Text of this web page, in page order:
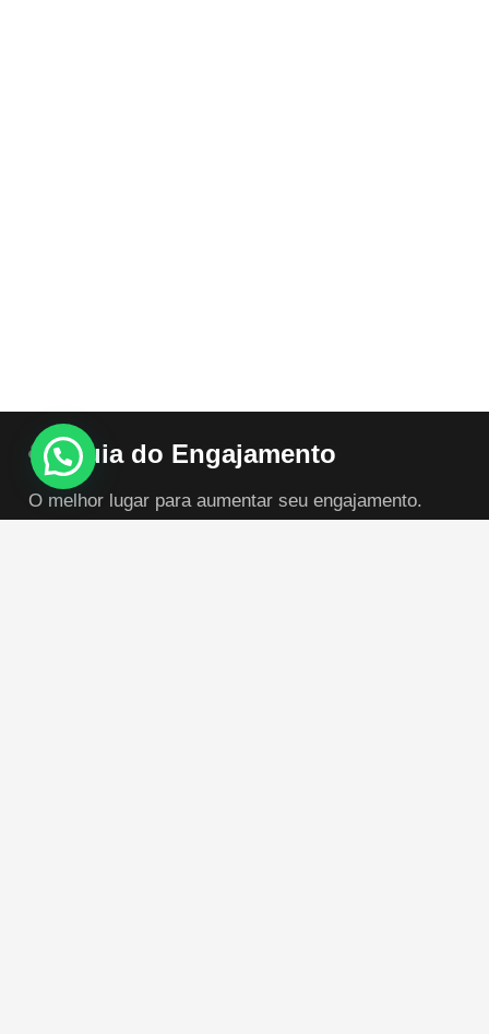
Guia do Engajamento
O melhor lugar para aumentar seu engajamento.